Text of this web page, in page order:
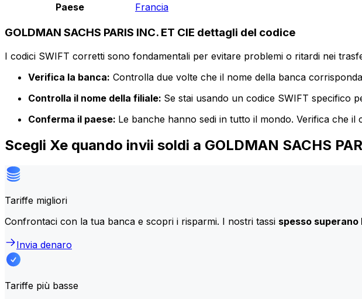
Paese
Francia
GOLDMAN SACHS PARIS INC. ET CIE dettagli del codice
I codici SWIFT corretti sono fondamentali per evitare problemi o ritardi nei
Verifica la banca: Controlla due volte che il nome della banca
Controlla il nome della filiale: Se stai usando un codice SWIFT specifico
Conferma il paese: Le banche hanno sedi in tutto il mondo. Verifica che
Scegli Xe quando invii soldi a GOLDMAN SACHS
Tariffe migliori
Confrontaci con la tua banca e scopri i risparmi. I nostri tassi spesso
Invia denaro
Tariffe più basse